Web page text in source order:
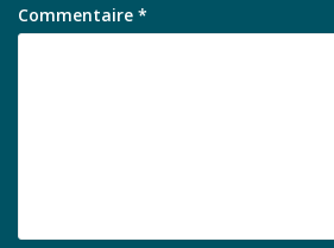
Commentaire *